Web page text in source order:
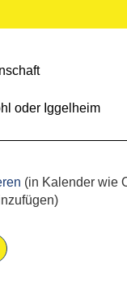
oder Iggelheim
(in Kalender wie